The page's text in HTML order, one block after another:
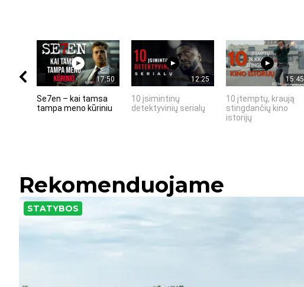
17:50
Se7en – kai tamsa
tampa meno kūriniu
12:25
10 įsimintinų
detektyvinių serialų
15:45
10 įtemptų, kraują
stingdančių kino
istorijų
Rekomenduojame
STATYBOS